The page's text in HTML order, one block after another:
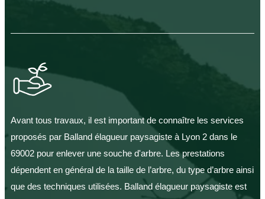
Avant tous travaux, il est important de connaître les services
proposés par Balland élagueur paysagiste à Lyon 2 dans le
69002 pour enlever une souche d'arbre. Les prestations
dépendent en général de la taille de l’arbre, du type d’arbre ainsi
que des techniques utilisées. Balland élagueur paysagiste est